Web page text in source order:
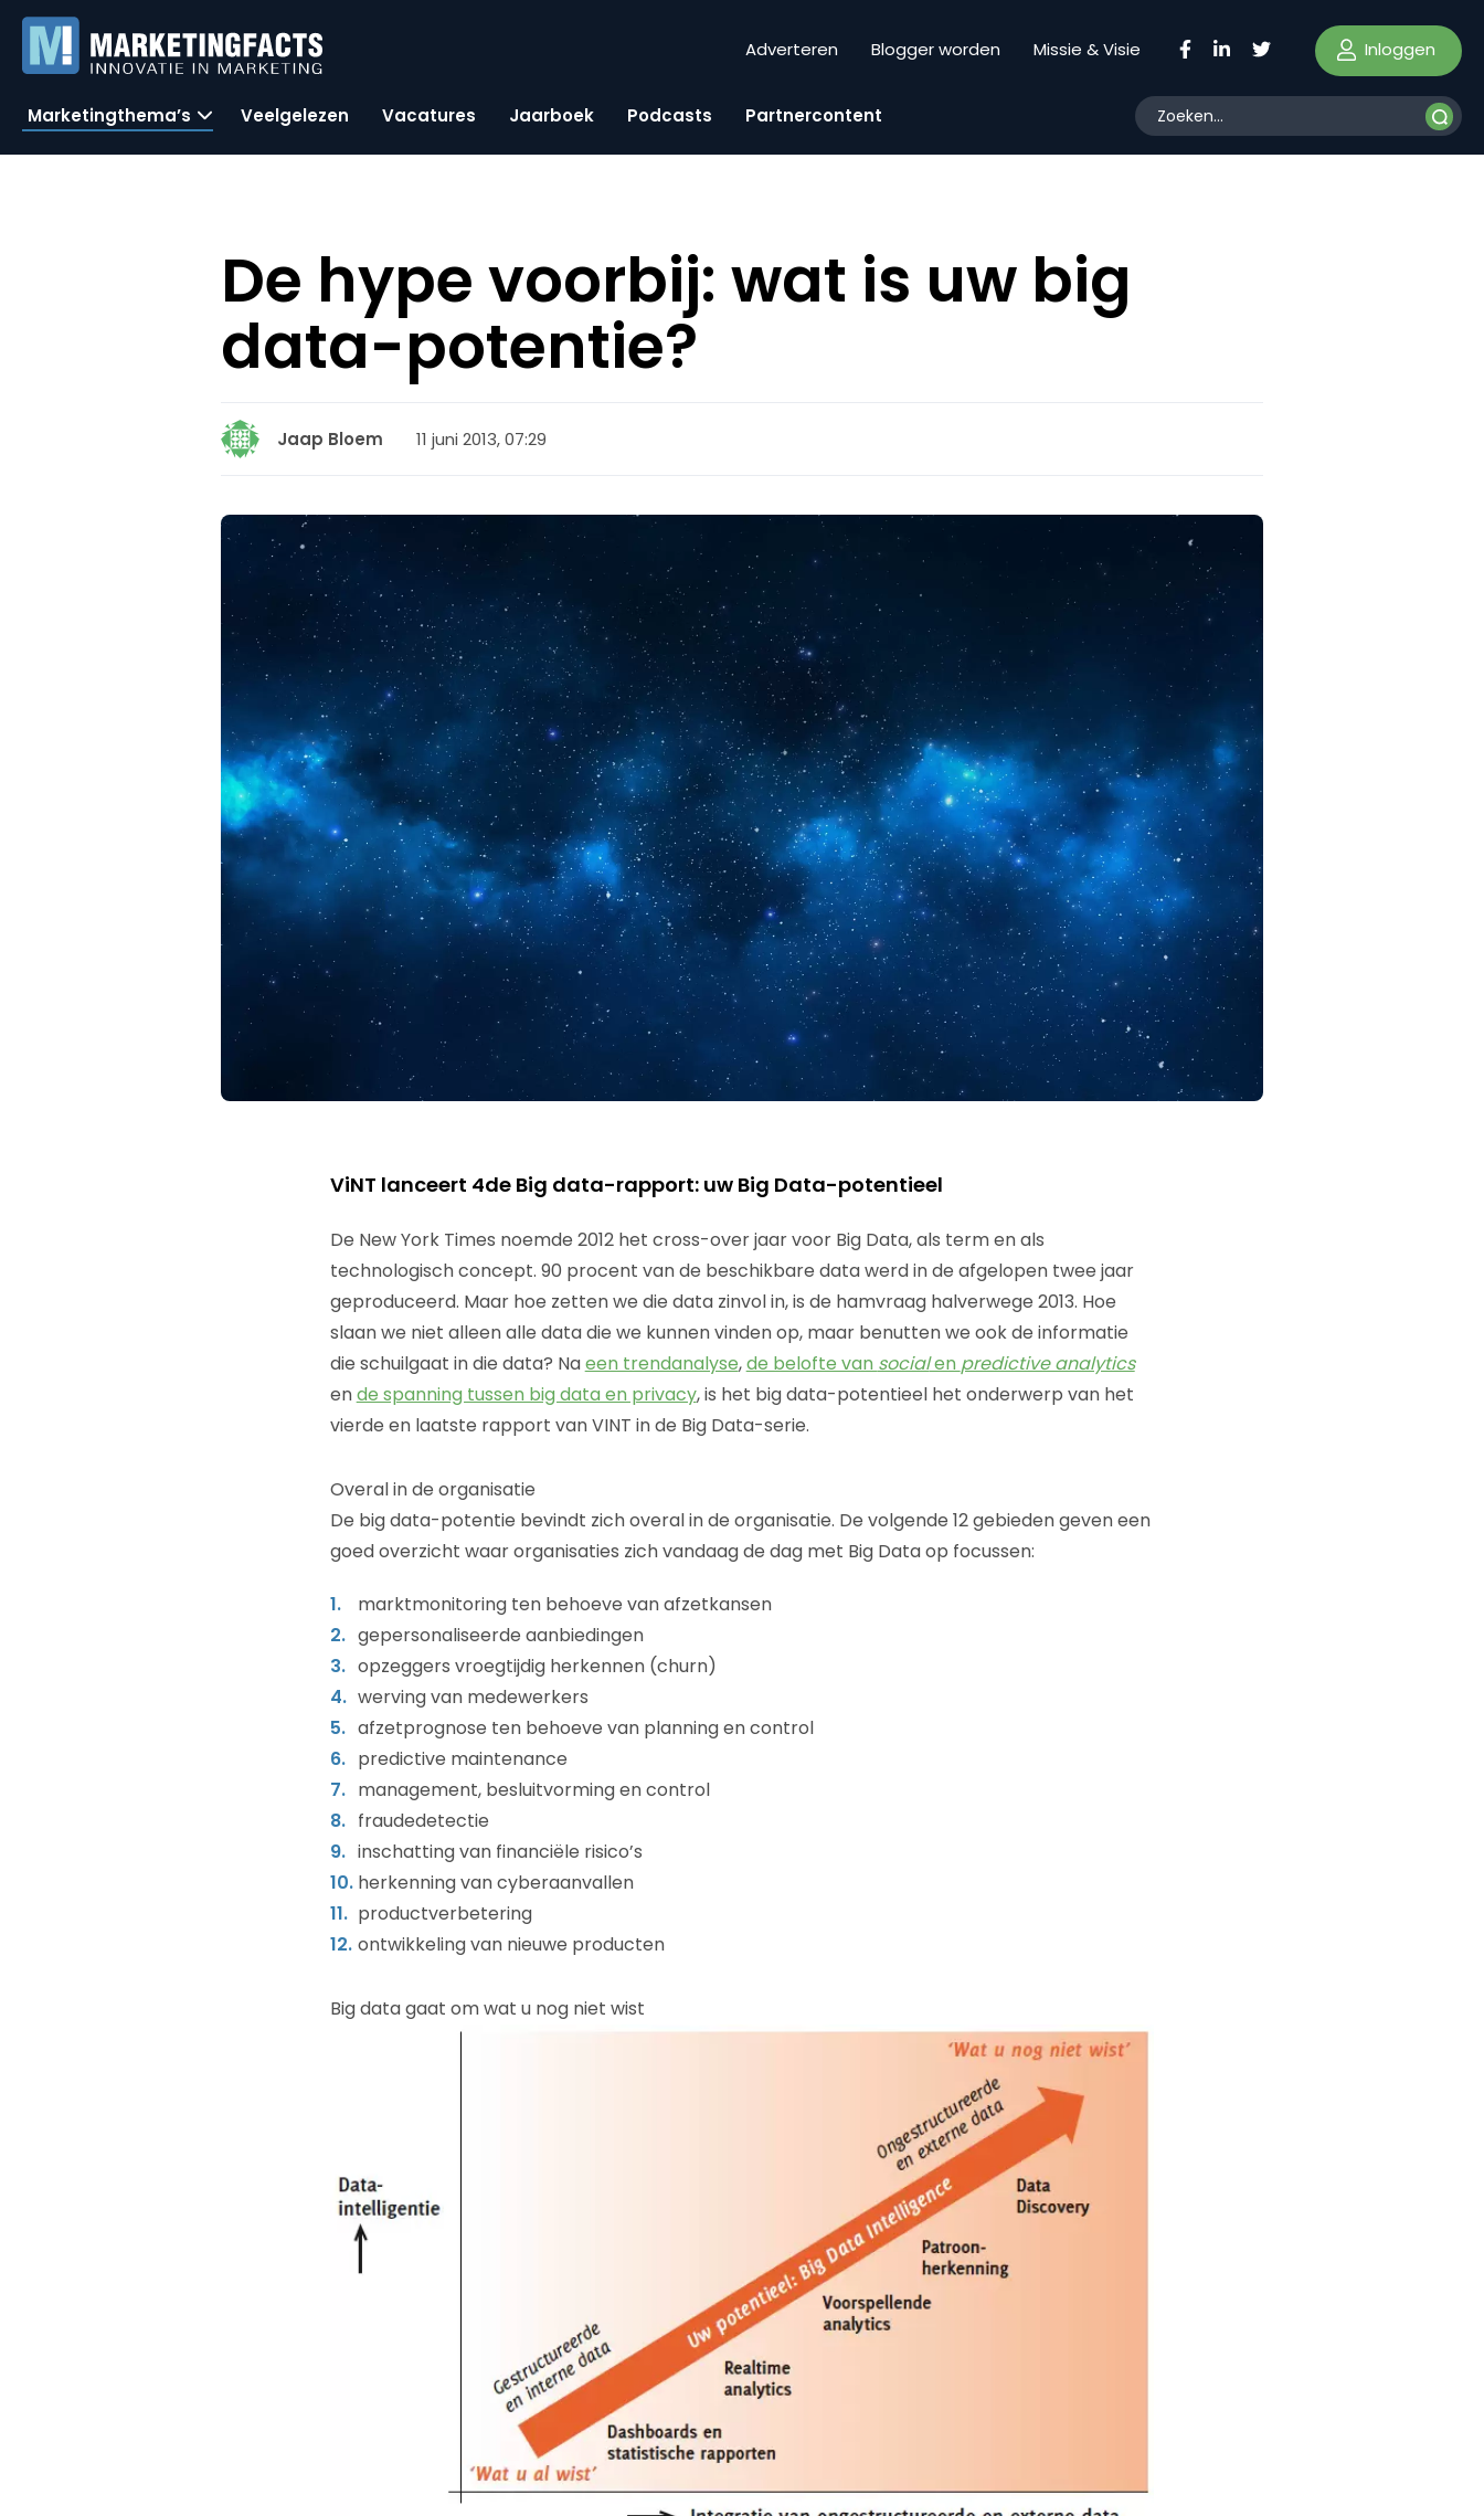
Adverteren Blogger worden Missie & Visie Inloggen
Marketingthema’s Veelgelezen Vacatures Jaarboek Podcasts Partnercontent
De hype voorbij: wat is uw big
data-potentie?
Jaap Bloem 11 juni 2013, 07:29
ViNT lanceert 4de Big data-rapport: uw Big Data-potentieel
De New York Times noemde 2012 het cross-over jaar voor Big Data, als term en als
technologisch concept. 90 procent van de beschikbare data werd in de afgelopen twee jaar
geproduceerd. Maar hoe zetten we die data zinvol in, is de hamvraag halverwege 2013. Hoe
slaan we niet alleen alle data die we kunnen vinden op, maar benutten we ook de informatie
die schuilgaat in die data? Naeen trendanalyse,de belofte van socialen predictive analytics
ende spanning tussen big data en privacy, is het big data-potentieel het onderwerp van het
vierde en laatste rapport van VINT in de Big Data-serie.
Overal in de organisatie
De big data-potentie bevindt zich overal in de organisatie. De volgende 12 gebieden geven een
goed overzicht waar organisaties zich vandaag de dag met Big Data op focussen:
marktmonitoring ten behoeve van afzetkansen
gepersonaliseerde aanbiedingen
opzeggers vroegtijdig herkennen (churn)
werving van medewerkers
afzetprognose ten behoeve van planning en control
predictive maintenance
management, besluitvorming en control
fraudedetectie
inschatting van financiële risico’s
herkenning van cyberaanvallen
productverbetering
ontwikkeling van nieuwe producten
Big data gaat om wat u nog niet wist